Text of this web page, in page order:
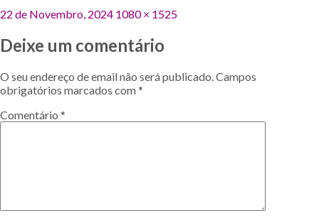
Publicado
22 de Novembro, 2024 Tamanho
1080 × 1525
Deixe um comentário
O seu endereço de email não será publicado.Campos
obrigatórios marcados com*
Comentário *